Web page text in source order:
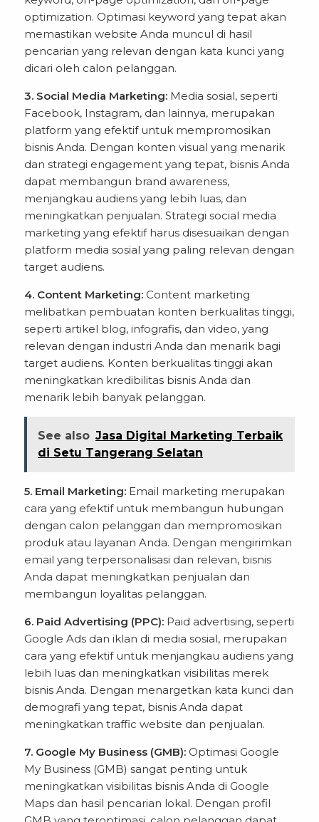
optimization. Optimasi keyword yang tepat akan
memastikan website Anda muncul di hasil
pencarian yang relevan dengan kata kunci yang
dicari oleh calon pelanggan.
3. Social Media Marketing: Media sosial, seperti
Facebook, Instagram, dan lainnya, merupakan
platform yang efektif untuk mempromosikan
bisnis Anda. Dengan konten visual yang menarik
dan strategi engagement yang tepat, bisnis Anda
dapat membangun brand awareness,
menjangkau audiens yang lebih luas, dan
meningkatkan penjualan. Strategi social media
marketing yang efektif harus disesuaikan dengan
platform media sosial yang paling relevan dengan
target audiens.
4. Content Marketing: Content marketing
melibatkan pembuatan konten berkualitas tinggi,
seperti artikel blog, infografis, dan video, yang
relevan dengan industri Anda dan menarik bagi
target audiens. Konten berkualitas tinggi akan
meningkatkan kredibilitas bisnis Anda dan
menarik lebih banyak pelanggan.
See also Jasa Digital Marketing Terbaik
di Setu Tangerang Selatan
5. Email Marketing: Email marketing merupakan
cara yang efektif untuk membangun hubungan
dengan calon pelanggan dan mempromosikan
produk atau layanan Anda. Dengan mengirimkan
email yang terpersonalisasi dan relevan, bisnis
Anda dapat meningkatkan penjualan dan
membangun loyalitas pelanggan.
6. Paid Advertising (PPC): Paid advertising, seperti
Google Ads dan iklan di media sosial, merupakan
cara yang efektif untuk menjangkau audiens yang
lebih luas dan meningkatkan visibilitas merek
bisnis Anda. Dengan menargetkan kata kunci dan
demografi yang tepat, bisnis Anda dapat
meningkatkan traffic website dan penjualan.
7. Google My Business (GMB): Optimasi Google
My Business (GMB) sangat penting untuk
meningkatkan visibilitas bisnis Anda di Google
Maps dan hasil pencarian lokal. Dengan profil